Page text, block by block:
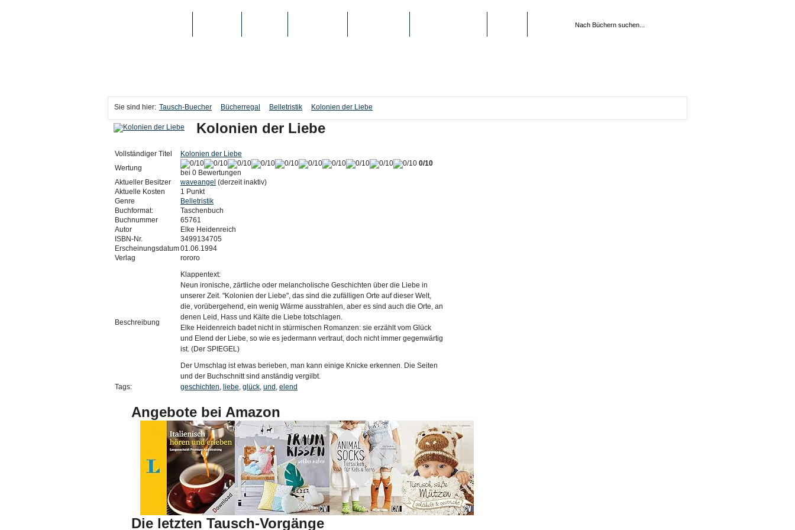
Sie sind hier: Tausch-Buecher Bücherregal Belletristik Kolonien der Liebe
Kolonien der Liebe
Vollständiger Titel
Kolonien der Liebe
Wertung
0/10
bei 0 Bewertungen
Aktueller Besitzer
waveangel (derzeit inaktiv)
Aktuelle Kosten
1 Punkt
Genre
Belletristik
Buchformat:
Taschenbuch
Buchnummer
65761
Autor
Elke Heidenreich
ISBN-Nr.
3499134705
Erscheinungsdatum01.06.1994
Verlag
rororo
Beschreibung
Klappentext:
Neun ironische, zärtliche oder melancholische Geschichten über die Liebe in
unserer Zeit. "Kolonien der Liebe", das sind die zufälligen Orte auf dieser Welt,
die, vorübergehend, ein wenig Wärme ausstrahlen, aber es sind auch die Orte, an
denen Leid, Hass und Kälte die Liebe totschlagen.
Elke Heidenreich badet nicht in stürmischen Romanzen: sie erzählt vom Glück
und Elend der Liebe, so wie es jedermann vertraut, doch nicht immer gegenwärtig
ist. (Der SPIEGEL)
Der Umschlag ist etwas berieben, man kann einige Knicke erkennen. Die Seiten
und der Buchschnitt sind anständig vergilbt.
Tags:
geschichten, liebe, glück, und , elend
Angebote bei Amazon
Die letzten Tausch-Vorgänge